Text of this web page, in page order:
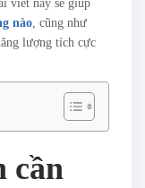
viết này sẽ giúp
nào, cũng như
lượng tích cực
cần